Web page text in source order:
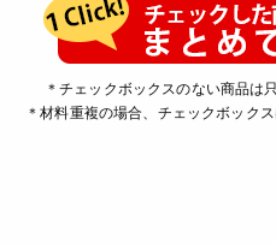
＊チェックボックスのない商品は
＊材料重複の場合、チェックボック